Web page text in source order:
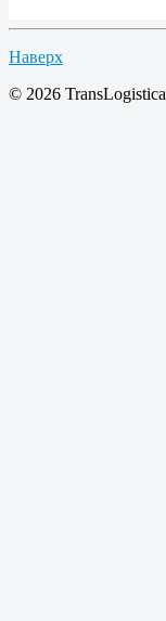
Наверх
© 2026